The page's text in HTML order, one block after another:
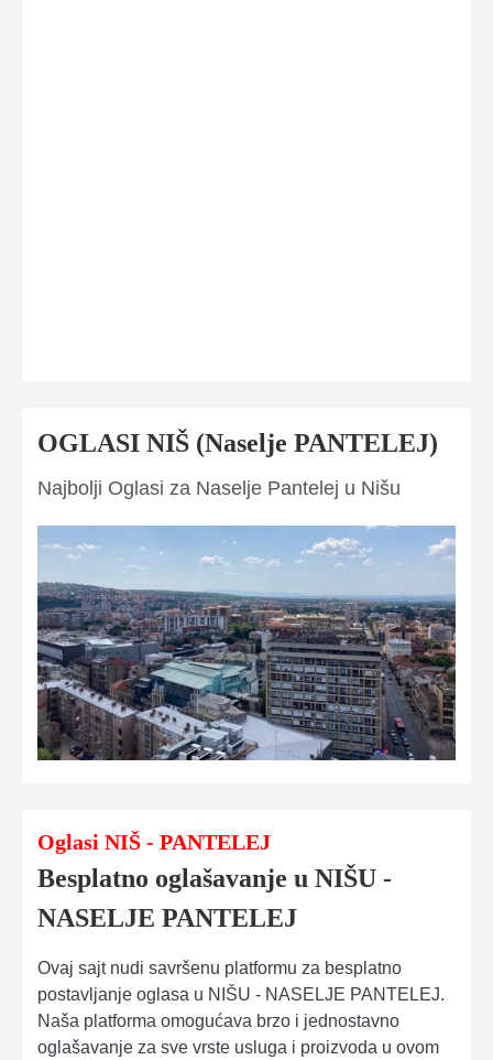
OGLASI NIŠ (Naselje PANTELEJ)
Najbolji Oglasi za Naselje Pantelej u Nišu
Oglasi NIŠ - PANTELEJ
Besplatno oglašavanje u NIŠU -
NASELJE PANTELEJ
Ovaj sajt nudi savršenu platformu za besplatno
postavljanje oglasa u NIŠU - NASELJE PANTELEJ.
Naša platforma omogućava brzo i jednostavno
oglašavanje za sve vrste usluga i proizvoda u ovom